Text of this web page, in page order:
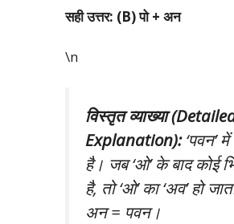
सही उत्तर: (B) पो + अन
\n
विस्तृत व्याख्या
Explanation):‘पवन’
है। जब ‘ओ’ के बाद कोई
है, तो ‘ओ’ का ‘अव’ हो
अन = पवन।